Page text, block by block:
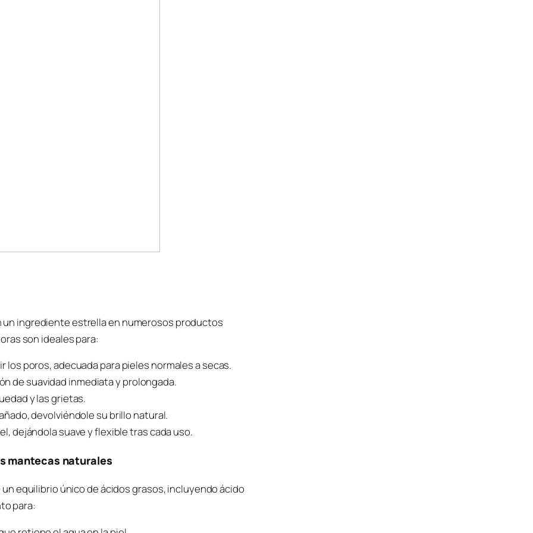
un ingrediente estrella en numerosos productos
son ideales para:
poros, adecuada para pieles normales a secas.
de suavidad inmediata y prolongada.
y las grietas.
devolviéndole su brillo natural.
dejándola suave y flexible tras cada uso.
mantecas naturales
equilibrio único de ácidos grasos, incluyendo ácido
para: